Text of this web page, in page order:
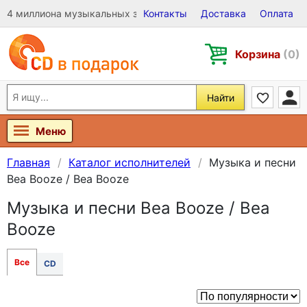
4 миллиона музыкальных записей на Виниле, CD и DVD
Контакты Доставка Оплата
Корзина (0)
Найти
Меню
Главная Каталог исполнителей
Музыка и песни
Bea Booze / Bea Booze
Музыка и песни Bea Booze / Bea
Booze
Все CD